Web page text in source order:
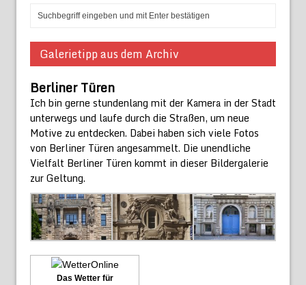
Galerietipp aus dem Archiv
Berliner Türen
Ich bin gerne stundenlang mit der Kamera in der Stadt
unterwegs und laufe durch die Straßen, um neue
Motive zu entdecken. Dabei haben sich viele Fotos
von Berliner Türen angesammelt. Die unendliche
Vielfalt Berliner Türen kommt in dieser Bildergalerie
zur Geltung.
Das Wetter für